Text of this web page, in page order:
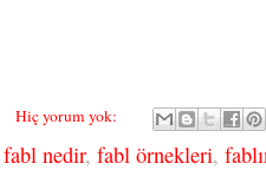
Hiç yorum yok:
fabl nedir, fabl örnekleri,